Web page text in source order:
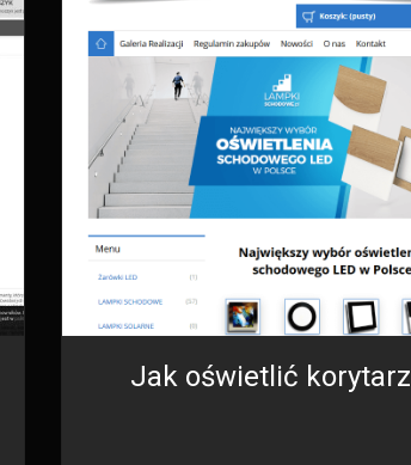
Jak oświetlić korytarz